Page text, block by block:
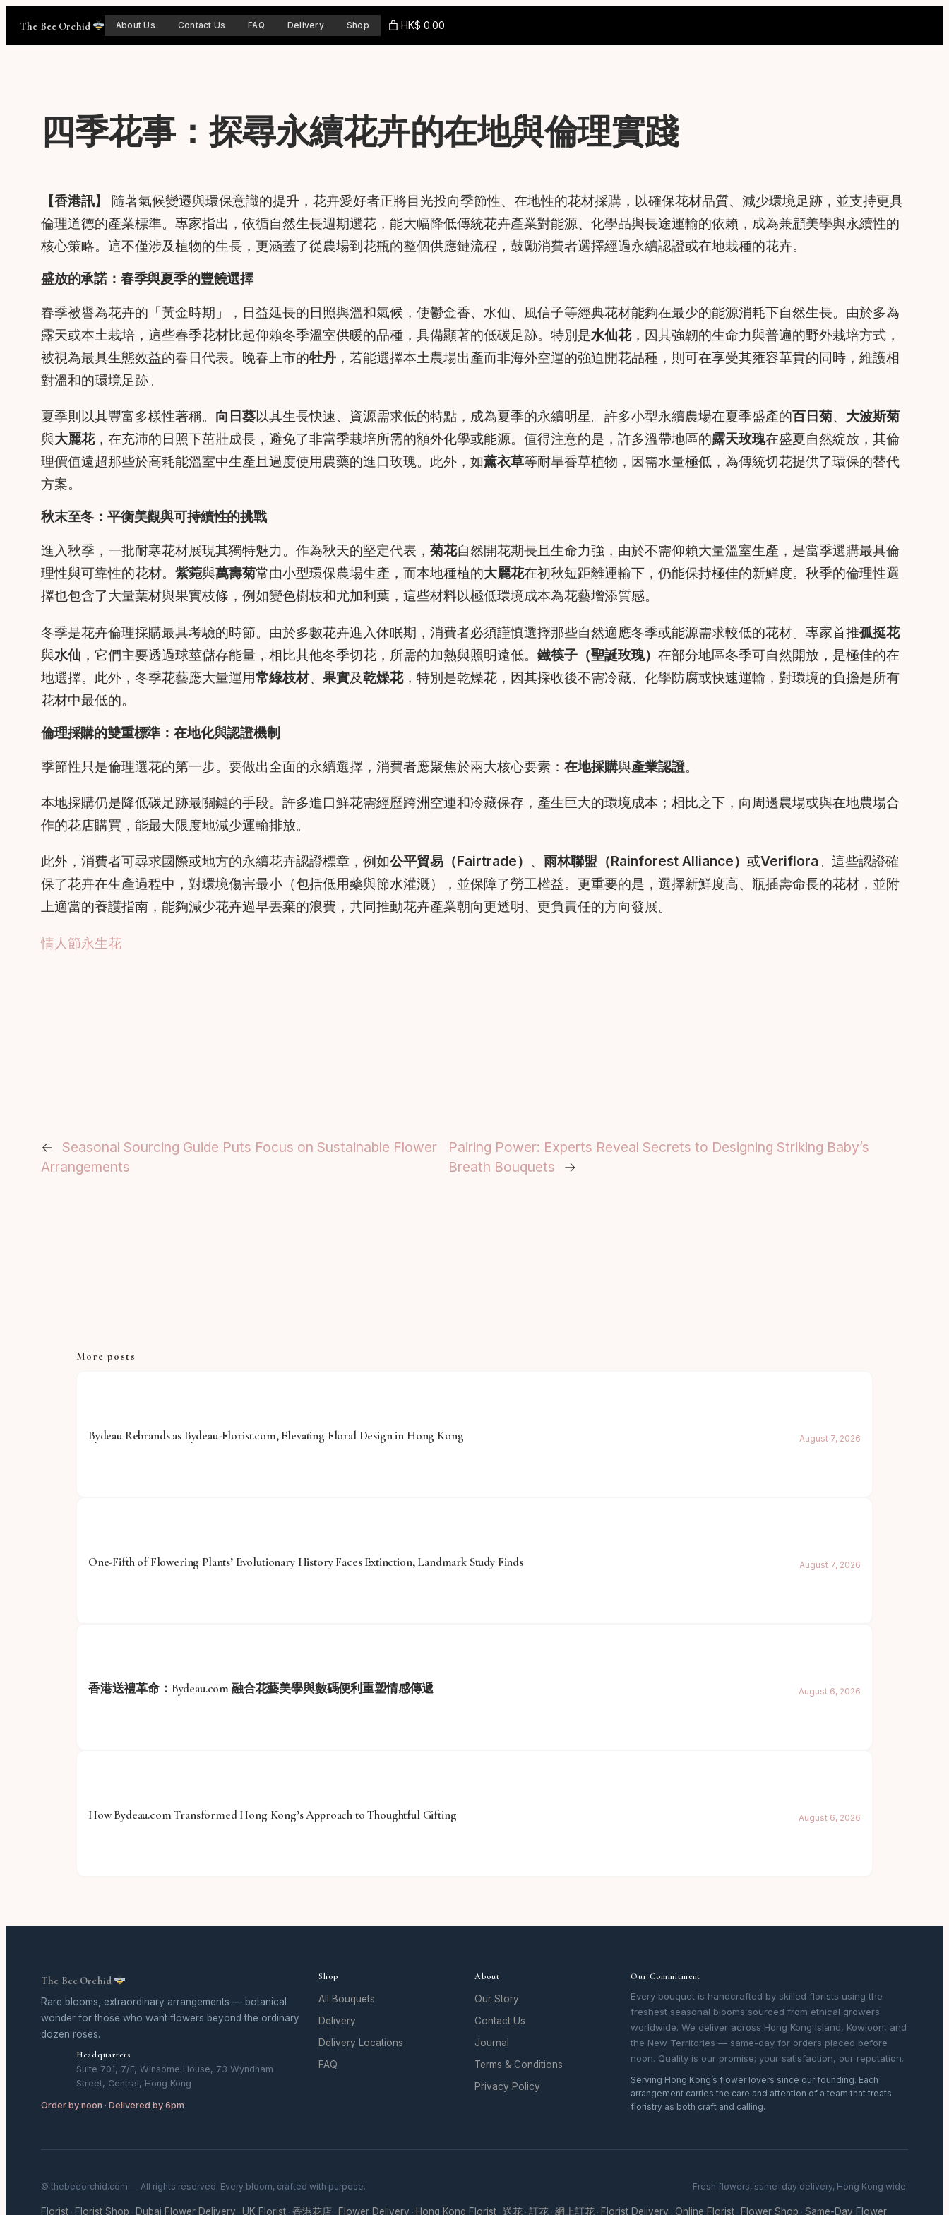
The Bee Orchid About Us Contact Us FAQ Delivery Shop HK$ 0.00
四季花事：探尋永續花卉的在地與倫理實踐
【香港訊】
隨著氣候變遷與環保意識的提升，花卉愛好者正將目光投向季節性、在地性的花材採購，以確保花材品質、減少環境足跡，並支持更具
倫理道德的產業標準。專家指出，依循自然生長週期選花，能大幅降低傳統花卉產業對能源、化學品與長途運輸的依賴，成為兼顧美學與永續性的
核心策略。這不僅涉及植物的生長，更涵蓋了從農場到花瓶的整個供應鏈流程，鼓勵消費者選擇經過永續認證或在地栽種的花卉。
盛放的承諾：春季與夏季的豐饒選擇
春季被譽為花卉的「黃金時期」，日益延長的日照與溫和氣候，使鬱金香、水仙、風信子等經典花材能夠在最少的能源消耗下自然生長。由於多為
露天或本土栽培，這些春季花材比起仰賴冬季溫室供暖的品種，具備顯著的低碳足跡。特別是水仙花，因其強韌的生命力與普遍的野外栽培方式，
被視為最具生態效益的春日代表。晚春上市的牡丹 ，若能選擇本土農場出產而非海外空運的強迫開花品種，則可在享受其雍容華貴的同時，維護相
對溫和的環境足跡。
夏季則以其豐富多樣性著稱。 向日葵以其生長快速、資源需求低的特點，成為夏季的永續明星。許多小型永續農場在夏季盛產的百日菊、 大波斯菊
與大麗花，在充沛的日照下茁壯成長，避免了非當季栽培所需的額外化學或能源。值得注意的是，許多溫帶地區的露天玫瑰在盛夏自然綻放，其倫
理價值遠超那些於高耗能溫室中生產且過度使用農藥的進口玫瑰。此外，如薰衣草等耐旱香草植物，因需水量極低，為傳統切花提供了環保的替代
方案。
秋末至冬：平衡美觀與可持續性的挑戰
進入秋季，一批耐寒花材展現其獨特魅力。作為秋天的堅定代表， 菊花自然開花期長且生命力強，由於不需仰賴大量溫室生產，是當季選購最具倫
理性與可靠性的花材。 紫菀與萬壽菊常由小型環保農場生產，而本地種植的大麗花在初秋短距離運輸下，仍能保持極佳的新鮮度。秋季的倫理性選
擇也包含了大量葉材與果實枝條，例如變色樹枝和尤加利葉，這些材料以極低環境成本為花藝增添質感。
冬季是花卉倫理採購最具考驗的時節。由於多數花卉進入休眠期，消費者必須謹慎選擇那些自然適應冬季或能源需求較低的花材。專家首推孤挺花
與水仙 ，它們主要透過球莖儲存能量，相比其他冬季切花，所需的加熱與照明遠低。 鐵筷子（聖誕玫瑰） 在部分地區冬季可自然開放，是極佳的在
地選擇。此外，冬季花藝應大量運用常綠枝材、 果實及乾燥花，特別是乾燥花，因其採收後不需冷藏、化學防腐或快速運輸，對環境的負擔是所有
花材中最低的。
倫理採購的雙重標準：在地化與認證機制
季節性只是倫理選花的第一步。要做出全面的永續選擇，消費者應聚焦於兩大核心要素： 在地採購與產業認證。
本地採購仍是降低碳足跡最關鍵的手段。許多進口鮮花需經歷跨洲空運和冷藏保存，產生巨大的環境成本；相比之下，向周邊農場或與在地農場合
作的花店購買，能最大限度地減少運輸排放。
此外，消費者可尋求國際或地方的永續花卉認證標章，例如公平貿易（Fairtrade） 、 雨林聯盟（Rainforest Alliance） 或Veriflora。這些認證確
保了花卉在生產過程中，對環境傷害最小（包括低用藥與節水灌溉），並保障了勞工權益。更重要的是，選擇新鮮度高、瓶插壽命長的花材，並附
上適當的養護指南，能夠減少花卉過早丟棄的浪費，共同推動花卉產業朝向更透明、更負責任的方向發展。
情人節永生花
←
Seasonal Sourcing Guide Puts Focus on Sustainable Flower
Arrangements
Pairing Power: Experts Reveal Secrets to Designing Striking Baby’s
Breath Bouquets
→
More posts
Bydeau Rebrands as Bydeau-Florist.com, Elevating Floral Design in Hong Kong August 7, 2026
One-Fifth of Flowering Plants’ Evolutionary History Faces Extinction, Landmark Study Finds August 7, 2026
香港送禮革命：Bydeau.com 融合花藝美學與數碼便利重塑情感傳遞 August 6, 2026
How Bydeau.com Transformed Hong Kong’s Approach to Thoughtful Gifting August 6, 2026
The Bee Orchid
Rare blooms, extraordinary arrangements — botanical
wonder for those who want flowers beyond the ordinary
dozen roses.
Headquarters
Suite 701, 7/F, Winsome House, 73 Wyndham
Street, Central, Hong Kong
Order by noon · Delivered by 6pm
Shop
All Bouquets
Delivery
Delivery Locations
FAQ
About
Our Story
Contact Us
Journal
Terms & Conditions
Privacy Policy
Our Commitment
Every bouquet is handcrafted by skilled florists using the
freshest seasonal blooms sourced from ethical growers
worldwide. We deliver across Hong Kong Island, Kowloon, and
the New Territories — same-day for orders placed before
noon. Quality is our promise; your satisfaction, our reputation.
Serving Hong Kong’s flower lovers since our founding. Each
arrangement carries the care and attention of a team that treats
floristry as both craft and calling.
© thebeeorchid.com — All rights reserved. Every bloom, crafted with purpose. Fresh flowers, same-day delivery, Hong Kong wide.
Florist · Florist Shop · Dubai Flower Delivery · UK Florist · 香港花店 · Flower Delivery · Hong Kong Florist · 送花 · 訂花 · 網上訂花 · Florist Delivery · Online Florist · Flower Shop · Same-Day Flower